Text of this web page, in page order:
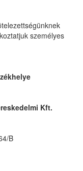
személyes
Kft.
B